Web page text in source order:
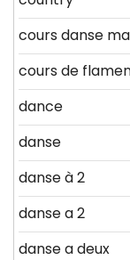
cours danse
cours de
dance
danse
danse à 2
danse a 2
danse a deux